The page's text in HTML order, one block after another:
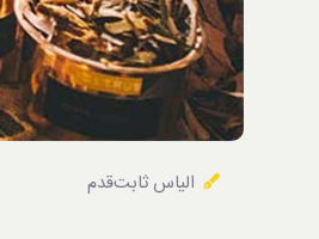
الیاس ثابت‌قدم